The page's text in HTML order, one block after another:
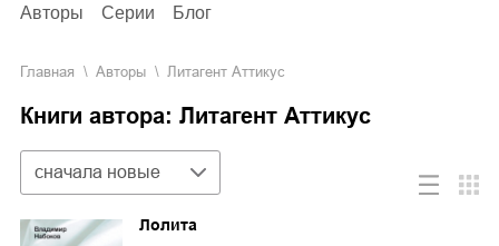
Авторы
Серии Блог
Главная Aвторы Литагент Аттикус
Книги автора: Литагент Аттикус
Сортировка
сначала новые
Лолита